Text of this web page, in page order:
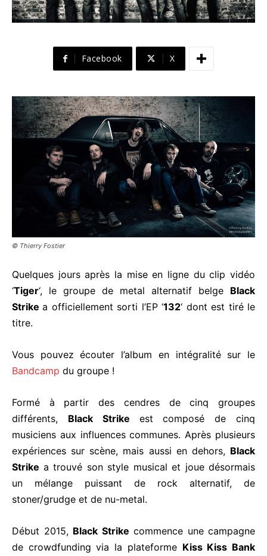
Facebook X
© Thierry Fostier
Quelques jours après la mise en ligne du clip vidéo
‘Tiger‘, le groupe de metal alternatif belge Black
Strikea officiellement sorti l’EP ‘132‘ dont est tiré le
titre.
Vous pouvez écouter l’album en intégralité sur le
Bandcamp du groupe !
Formé à partir des cendres de cinq groupes
différents, Black Strike est composé de cinq
musiciens aux influences communes. Après plusieurs
expériences sur scène, mais aussi en dehors, Black
Strike a trouvé son style musical et joue désormais
un mélange puissant de rock alternatif, de
stoner/grudge et de nu-metal.
Début 2015, Black Strike commence une campagne
de crowdfunding via la plateforme Kiss Kiss Bank